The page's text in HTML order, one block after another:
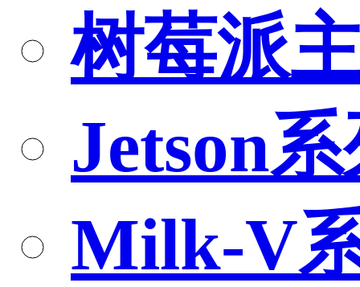
树莓派
Jetson
Milk-V